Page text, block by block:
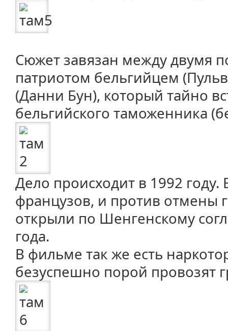
Сюжет завязан между двумя
патриотом бельгийцем
(Данни Бун), который тайно
бельгийского таможенника
Дело происходит в 1992
французов, и против отмены
открыли по Шенгенскому
года.
В фильме так же есть
безуспешно порой провозят